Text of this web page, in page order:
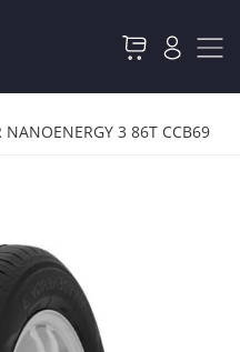
3 86T CCB69